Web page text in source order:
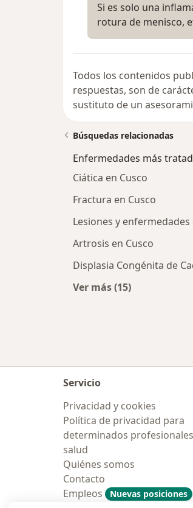
Si es solo una
rotura de menisco,
Todos los contenidos
respuestas, son de
sustituto de un
Búsquedas relacionadas
Enfermedades más
Ciática en Cusco
Fractura en Cusco
Lesiones y
Artrosis en Cusco
Displasia Congénita de
Ver más (15)
Servicio
Privacidad y cookies
Política de privacidad para
determinados
salud
Quiénes somos
Contacto
Empleos
Nuevas posiciones